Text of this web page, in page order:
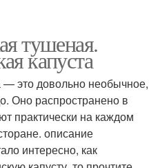
тушеная.
капуста
— это довольно необычное,
Оно распространено в
практически на каждом
описание
интересно, как